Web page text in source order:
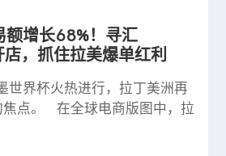
额增长68%！寻汇
，抓住拉美爆单红利
世界杯火热进行，拉丁美洲再
焦点。 在全球电商版图中，拉